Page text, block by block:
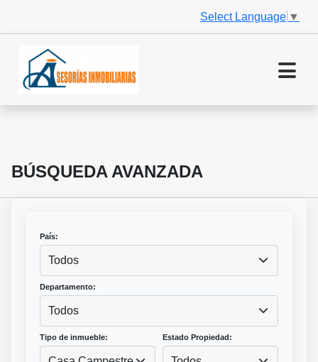
Select Language ▼
BÚSQUEDA AVANZADA
País:
Todos
Departamento:
Todos
Tipo de inmueble: Estado Propiedad: